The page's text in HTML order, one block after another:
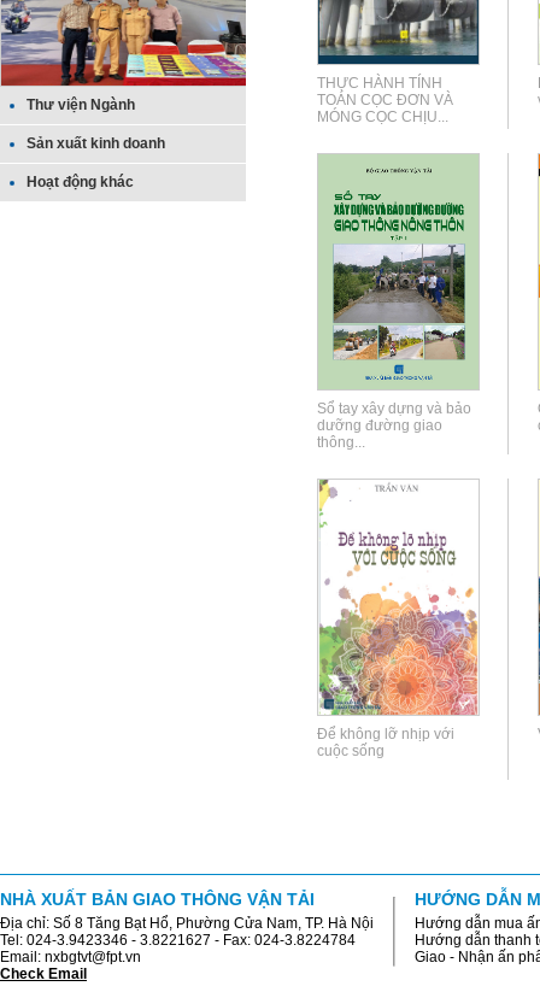
Thư viện Ngành
Sản xuất kinh doanh
Hoạt động khác
THỰC HÀNH TÍNH
TOÁN CỌC ĐƠN VÀ
MÓNG CỌC CHỊU...
Sổ tay xây dựng và bảo
dưỡng đường giao
thông...
Để không lỡ nhịp với
cuộc sống
NHÀ XUẤT BẢN GIAO THÔNG VẬN TẢI
Địa chỉ: Số 8 Tăng Bạt Hổ, Phường Cửa Nam, TP. Hà Nội
Tel: 024-3.9423346 - 3.8221627 - Fax: 024-3.8224784
Email: nxbgtvt@fpt.vn
Check Email
HƯỚNG DẪN
Hướng dẫn mua
Hướng dẫn thanh
Giao - Nhận ấn